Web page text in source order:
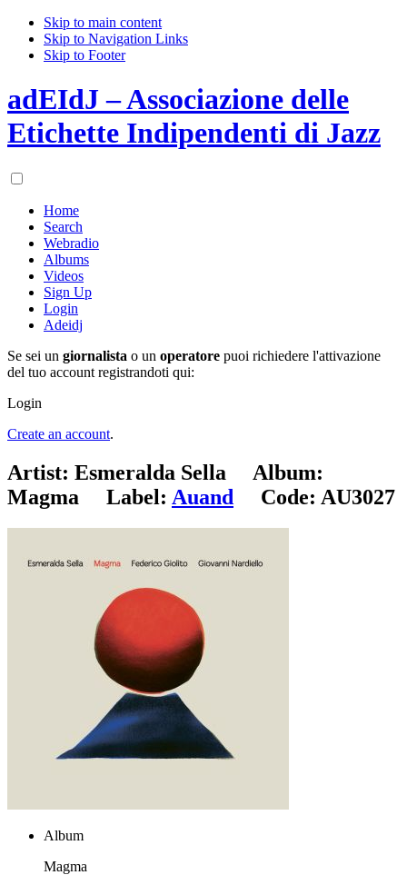
Skip to main content
Skip to Navigation Links
Skip to Footer
adEIdJ – Associazione delle
Etichette Indipendenti di Jazz
Home
Search
Webradio
Albums
Videos
Sign Up
Login
Adeidj
Se sei un giornalista o un operatore puoi richiedere l'attivazione
del tuo account registrandoti qui:
Login
Create an account.
Artist: Esmeralda Sella Album:
Magma Label: Auand Code: AU3027
Album
Magma